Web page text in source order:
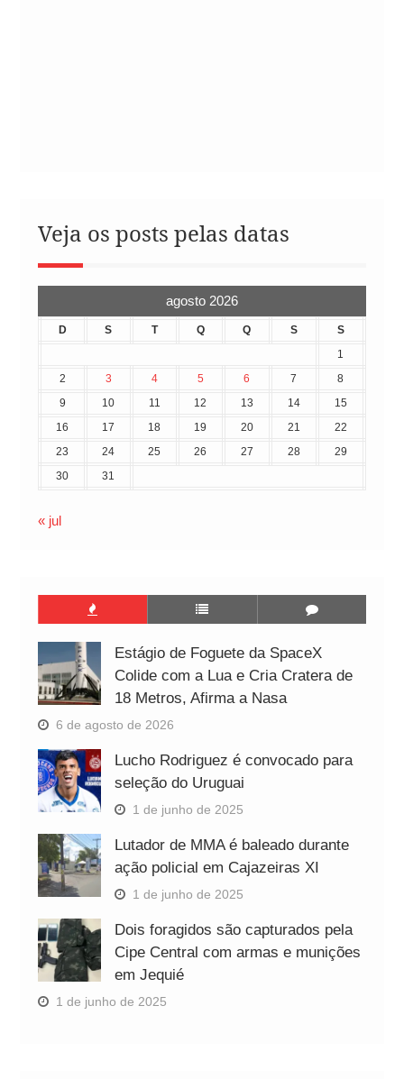
Veja os posts pelas datas
agosto 2026
D S T Q Q S
S
1
2
3 4 5 6 7
8
9
10 11 12 13 14
15
16
17 18 19 20 21
22
23
24 25 26 27 28
29
30
31
« jul
Estágio de Foguete da SpaceX
Colide com a Lua e Cria Cratera de
18 Metros, Afirma a Nasa
6 de agosto de 2026
Lucho Rodriguez é convocado para
seleção do Uruguai
1 de junho de 2025
Lutador de MMA é baleado durante
ação policial em Cajazeiras XI
1 de junho de 2025
Dois foragidos são capturados pela
Cipe Central com armas e munições
em Jequié
1 de junho de 2025